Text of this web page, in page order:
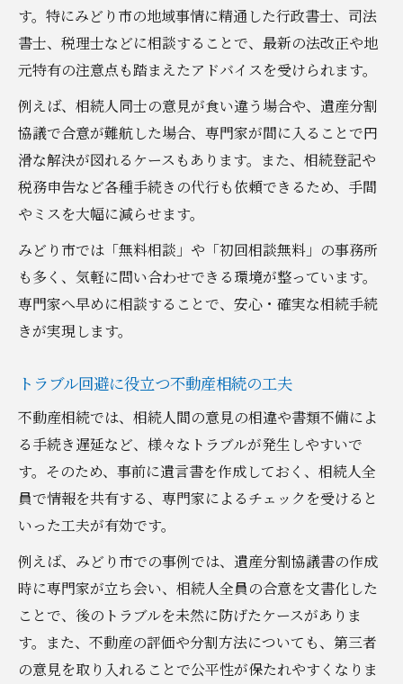
す。特にみどり市の地域事情に精通した行政書士、司法
書士、税理士などに相談することで、最新の法改正や地
元特有の注意点も踏まえたアドバイスを受けられます。
例えば、相続人同士の意見が食い違う場合や、遺産分割
協議で合意が難航した場合、専門家が間に入ることで円
滑な解決が図れるケースもあります。また、相続登記や
税務申告など各種手続きの代行も依頼できるため、手間
やミスを大幅に減らせます。
みどり市では「無料相談」や「初回相談無料」の事務所
も多く、気軽に問い合わせできる環境が整っています。
専門家へ早めに相談することで、安心・確実な相続手続
きが実現します。
トラブル回避に役立つ不動産相続の工夫
不動産相続では、相続人間の意見の相違や書類不備によ
る手続き遅延など、様々なトラブルが発生しやすいで
す。そのため、事前に遺言書を作成しておく、相続人全
員で情報を共有する、専門家によるチェックを受けると
いった工夫が有効です。
例えば、みどり市での事例では、遺産分割協議書の作成
時に専門家が立ち会い、相続人全員の合意を文書化した
ことで、後のトラブルを未然に防げたケースがありま
す。また、不動産の評価や分割方法についても、第三者
の意見を取り入れることで公平性が保たれやすくなりま